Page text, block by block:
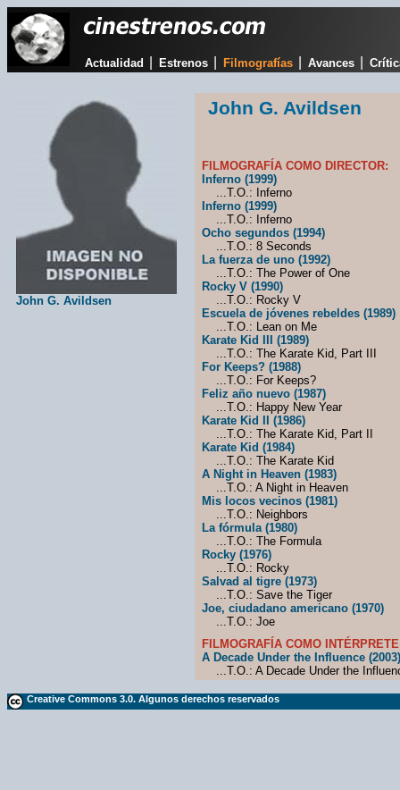
Actualidad Estrenos Filmografías Avances
John G. Avildsen
John G. Avildsen
FILMOGRAFÍA COMO DIRECTOR:
Inferno (1999)
...T.O.: Inferno
Inferno (1999)
...T.O.: Inferno
Ocho segundos (1994)
...T.O.: 8 Seconds
La fuerza de uno (1992)
...T.O.: The Power of One
Rocky V (1990)
...T.O.: Rocky V
Escuela de jóvenes rebeldes (1989)
...T.O.: Lean on Me
Karate Kid III (1989)
...T.O.: The Karate Kid, Part III
For Keeps? (1988)
...T.O.: For Keeps?
Feliz año nuevo (1987)
...T.O.: Happy New Year
Karate Kid II (1986)
...T.O.: The Karate Kid, Part II
Karate Kid (1984)
...T.O.: The Karate Kid
A Night in Heaven (1983)
...T.O.: A Night in Heaven
Mis locos vecinos (1981)
...T.O.: Neighbors
La fórmula (1980)
...T.O.: The Formula
Rocky (1976)
...T.O.: Rocky
Salvad al tigre (1973)
...T.O.: Save the Tiger
Joe, ciudadano americano (1970)
...T.O.: Joe
FILMOGRAFÍA COMO
A Decade Under the Influence (2003)
...T.O.: A Decade Under the
Creative Commons 3.0. Algunos derechos reservados